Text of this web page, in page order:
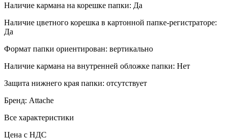
Наличие кармана на корешке папки: Да
Наличие цветного корешка в картонной папке-регистраторе:
Да
Формат папки ориентирован: вертикально
Наличие кармана на внутренней обложке папки: Нет
Защита нижнего края папки: отсутствует
Бренд: Attache
Все характеристики
Цена с НДС